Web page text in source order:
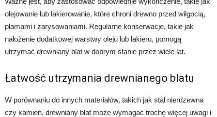
olejowanie lub lakierowanie, które chroni drewno przed wilgocią,
plamami i zarysowaniami. Regularne konserwacje, takie jak
nałożenie dodatkowej warstwy oleju lub lakieru, pomogą
utrzymać drewniany blat w dobrym stanie przez wiele lat.
Łatwość utrzymania drewnianego blatu
W porównaniu do innych materiałów, takich jak stal nierdzewna
czy kamień, drewniany blat może wymagać trochę więcej uwagi i